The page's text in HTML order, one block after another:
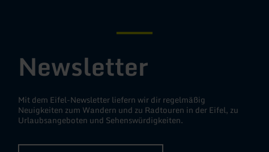
Newsletter
Mit dem Eifel-Newsletter liefern wir dir regelmäßig
Neuigkeiten zum Wandern und zu Radtouren in der Eifel, zu
Urlaubsangeboten und Sehenswürdigkeiten.